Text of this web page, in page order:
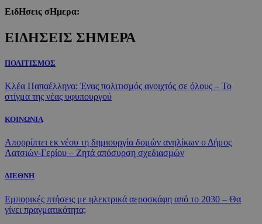
ΕιδΗσεις σΗμερα:
ΕΙΔΗΣΕΙΣ ΣΗΜΕΡΑ
ΠΟΛΙΤΙΣΜΟΣ
Κλέα Παπαέλληνα: Ένας πολιτισμός ανοιχτός σε όλους – Το
στίγμα της νέας υφυπουργού
ΚΟΙΝΩΝΙΑ
Απορρίπτει εκ νέου τη δημιουργία δομών ανηλίκων ο Δήμος
Λατσιών-Γερίου – Ζητά απόσυρση σχεδιασμών
ΔΙΕΘΝΗ
Εμπορικές πτήσεις με ηλεκτρικά αεροσκάφη από το 2030 – Θα
γίνει πραγματικότητα;